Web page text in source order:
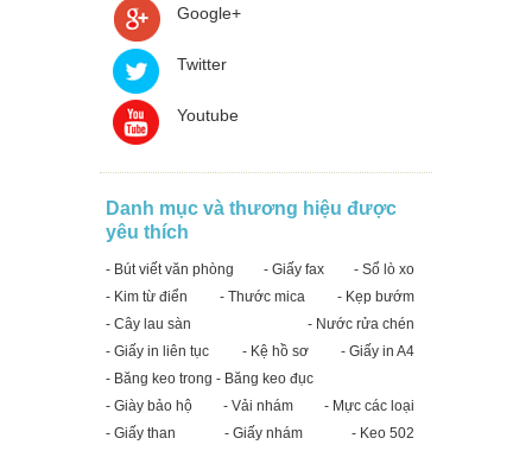
Google+
Twitter
Youtube
Danh mục và thương hiệu được
yêu thích
- Bút viết văn phòng - Giấy fax
- Sổ lò xo
- Kim từ điển
- Thước mica
- Kẹp bướm
- Cây lau sàn
- Nước rửa chén
- Giấy in liên tục
- Kệ hồ sơ
- Giấy in A4
- Băng keo trong - Băng keo đục
- Giày bảo hộ
- Vải nhám
- Mực các loại
- Giấy than
- Giấy nhám
- Keo 502